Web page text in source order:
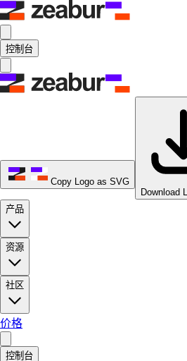
控制台
Copy Logo as SVG
Download
产品
资源
社区
价格
控制台